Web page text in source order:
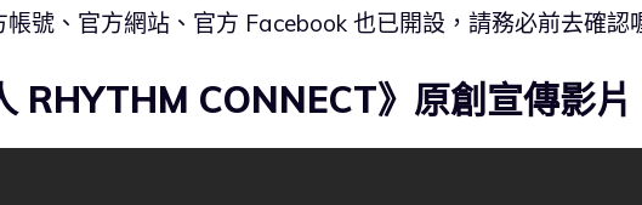
號、官方網站、官方 Facebook 也已開設，請務必前去確認
RHYTHM CONNECT》原創宣傳影片